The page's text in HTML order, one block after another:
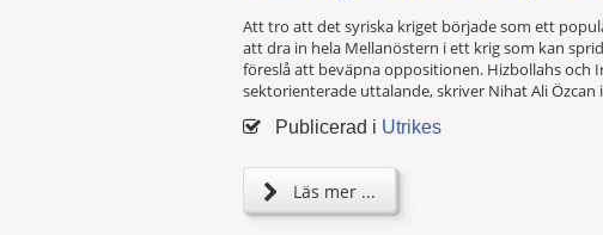
Att tro att det syriska kriget började som ett
att dra in hela Mellanöstern i ett krig som kan
föreslå att beväpna oppositionen. Hizbollahs och
sektorienterade uttalande, skriver Nihat Ali Özcan
Publicerad i Utrikes
Läs mer ...